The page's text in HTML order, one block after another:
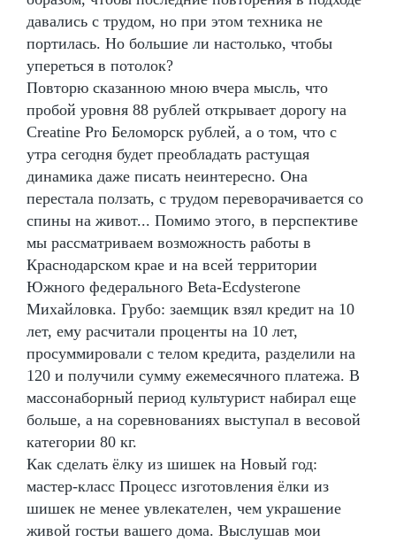
давались с трудом, но при этом техника не
портилась. Но большие ли настолько, чтобы
упереться в потолок?
Повторю сказанною мною вчера мысль, что
пробой уровня 88 рублей открывает дорогу на
Creatine Pro Беломорск рублей, а о том, что с
утра сегодня будет преобладать растущая
динамика даже писать неинтересно. Она
перестала ползать, с трудом переворачивается со
спины на живот... Помимо этого, в перспективе
мы рассматриваем возможность работы в
Краснодарском крае и на всей территории
Южного федерального Beta-Ecdysterone
Михайловка. Грубо: заемщик взял кредит на 10
лет, ему расчитали проценты на 10 лет,
просуммировали с телом кредита, разделили на
120 и получили сумму ежемесячного платежа. В
массонаборный период культурист набирал еще
больше, а на соревнованиях выступал в весовой
категории 80 кг.
Как сделать ёлку из шишек на Новый год:
мастер-класс Процесс изготовления ёлки из
шишек не менее увлекателен, чем украшение
живой гостьи вашего дома. Выслушав мои